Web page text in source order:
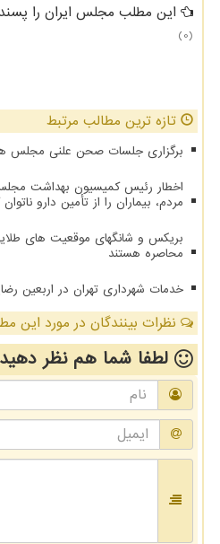
این مطلب مجلس ایران را
(0)
تازه ترین مطالب مرتبط
برگزاری جلسات صحن علنی مجلس
اخطار رئیس کمیسیون بهداشت
مردم، بیماران را از تأمین دارو
بریکس و شانگهای موقعیت های
محاصره هستند
خدمات شهرداری تهران در اربعین
نظرات بینندگان در مورد این
لطفا شما همنظر دهید